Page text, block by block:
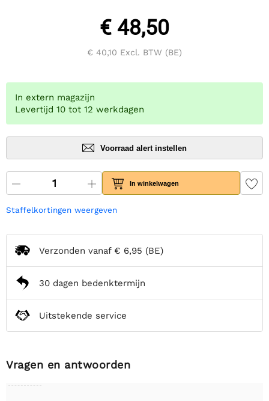
€ 48,50
€ 40,10 Excl. BTW (BE)
In extern magazijn
Levertijd 10 tot 12 werkdagen
Voorraad alert instellen
In winkelwagen
Staffelkortingen weergeven
Verzonden vanaf € 6,95 (BE)
30 dagen bedenktermijn
Uitstekende service
Vragen en antwoorden